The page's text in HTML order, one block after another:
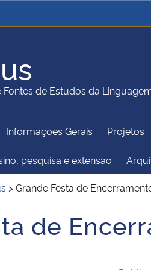
da Justiça e
Ministério
da Educação
do Turismo
Ministério do
de Estudos da
Informações Gerais Projetos
pesquisa e extensão
>Grande Festa de
de